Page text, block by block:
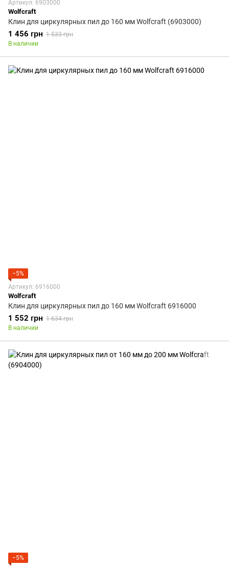
Артикул: 6903000
Wolfcraft
Клин для циркулярных пил до 160 мм Wolfcraft (6903000)
1 456 грн 1 533 грн
В наличии
−5%
Артикул: 6916000
Wolfcraft
Клин для циркулярных пил до 160 мм Wolfcraft 6916000
1 552 грн 1 634 грн
В наличии
−5%